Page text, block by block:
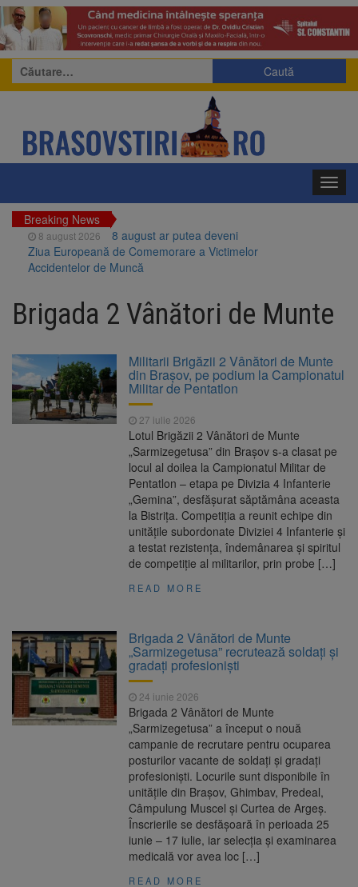
Caută
după:
Breaking News
8 august 2026
8 august ar putea deveni
Ziua Europeană de Comemorare a Victimelor
Accidentelor de Muncă
fostului complex Duplex 91, de lângă Piața
Star
8 august 2026
Nivelul Dunării a început să crească
8 august 2026
Asociația Română pentru
Iluminat cere reducerea luminii pe timpul
nopții, nu oprirea iluminatului public
7 august 2026
Trafic blocat pe DN1E Brașov
– Poiana Brașov după un accident. Două
persoane primesc îngrijiri medicale
Se schimbă examenul de
medic specialist. Subiecte unice în toată țara,
aceeași oră și același barem
Brigada 2 Vânători de Munte
Militarii Brigăzii 2 Vânători de Munte
din Brașov, pe podium la Campionatul
Militar de Pentatlon
27 iulie 2026
Lotul Brigăzii 2 Vânători de Munte
„Sarmizegetusa” din Brașov s-a clasat pe
locul al doilea la Campionatul Militar de
Pentatlon – etapa pe Divizia 4 Infanterie
„Gemina”, desfășurat săptămâna aceasta
la Bistrița. Competiția a reunit echipe din
unitățile subordonate Diviziei 4 Infanterie și
a testat rezistența, îndemânarea și spiritul
de competiție al militarilor, prin probe […]
READ MORE
Brigada 2 Vânători de Munte
„Sarmizegetusa” recrutează soldați și
gradați profesioniști
24 iunie 2026
Brigada 2 Vânători de Munte
„Sarmizegetusa” a început o nouă
campanie de recrutare pentru ocuparea
posturilor vacante de soldați și gradați
profesioniști. Locurile sunt disponibile în
unitățile din Brașov, Ghimbav, Predeal,
Câmpulung Muscel și Curtea de Argeș.
Înscrierile se desfășoară în perioada 25
iunie – 17 iulie, iar selecția și examinarea
medicală vor avea loc […]
READ MORE